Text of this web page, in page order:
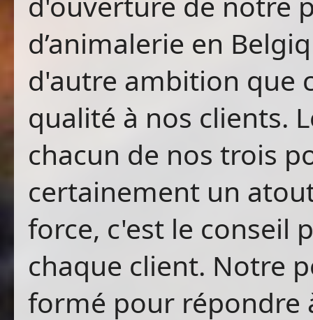
d’animalerie en
d'autre ambition que
qualité à nos clients.
chacun de nos trois
certainement un
force, c'est le conseil
chaque client. Notre
formé pour répondre